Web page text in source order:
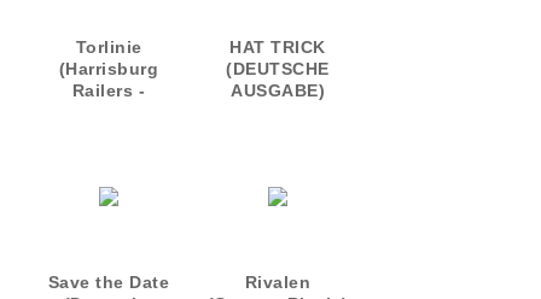
Torlinie
(Harrisburg
Railers -
HAT TRICK
(DEUTSCHE
AUSGABE)
Save the Date
Rivalen